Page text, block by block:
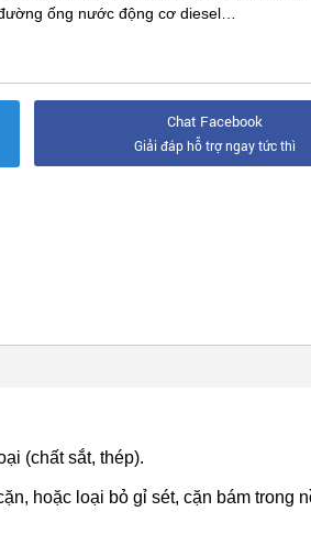
ống nước động cơ diesel…
Chat Facebook
Giải đáp hỗ trợ ngay tức thì
(chất sắt, thép).
hoặc loại bỏ gỉ sét, cặn bám trong